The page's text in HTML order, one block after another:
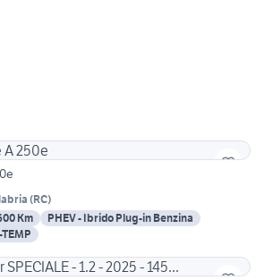
(RC)
Km
PHEV - Ibrido Plug-in Benzina